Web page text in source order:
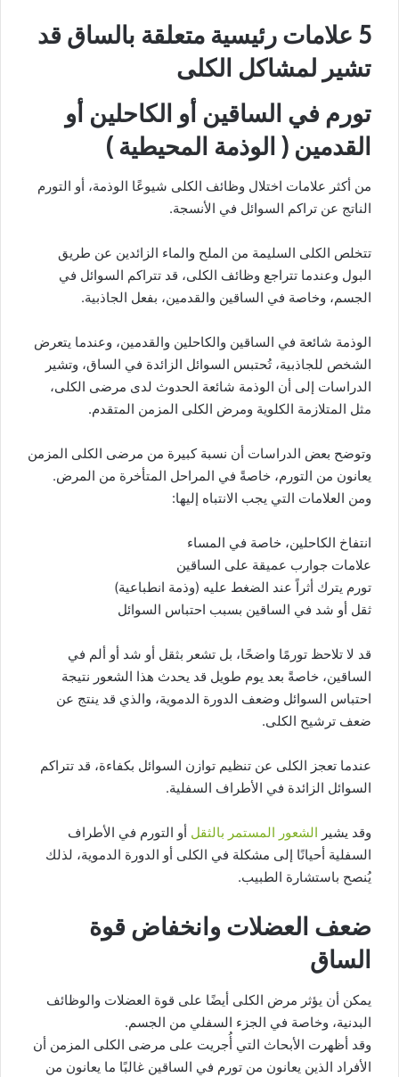
5 علامات رئيسية متعلقة بالساق قد
تشير لمشاكل الكلى
تورم في الساقين أو الكاحلين أو
القدمين ( الوذمة المحيطية )
من أكثر علامات اختلال وظائف الكلى شيوعًا الوذمة، أو التورم
الناتج عن تراكم السوائل في الأنسجة.
تتخلص الكلى السليمة من الملح والماء الزائدين عن طريق
البول وعندما تتراجع وظائف الكلى، قد تتراكم السوائل في
الجسم، وخاصة في الساقين والقدمين، بفعل الجاذبية.
الوذمة شائعة في الساقين والكاحلين والقدمين، وعندما يتعرض
الشخص للجاذبية، تُحتبس السوائل الزائدة في الساق، وتشير
الدراسات إلى أن الوذمة شائعة الحدوث لدى مرضى الكلى،
مثل المتلازمة الكلوية ومرض الكلى المزمن المتقدم.
وتوضح بعض الدراسات أن نسبة كبيرة من مرضى الكلى المزمن
يعانون من التورم، خاصةً في المراحل المتأخرة من المرض.
ومن العلامات التي يجب الانتباه إليها:
انتفاخ الكاحلين، خاصة في المساء
علامات جوارب عميقة على الساقين
تورم يترك أثراً عند الضغط عليه (وذمة انطباعية)
ثقل أو شد في الساقين بسبب احتباس السوائل
قد لا تلاحظ تورمًا واضحًا، بل تشعر بثقل أو شد أو ألم في
الساقين، خاصةً بعد يوم طويل قد يحدث هذا الشعور نتيجة
احتباس السوائل وضعف الدورة الدموية، والذي قد ينتج عن
ضعف ترشيح الكلى.
عندما تعجز الكلى عن تنظيم توازن السوائل بكفاءة، قد تتراكم
السوائل الزائدة في الأطراف السفلية.
وقد يشير الشعور المستمر بالثقل أو التورم في الأطراف
السفلية أحيانًا إلى مشكلة في الكلى أو الدورة الدموية، لذلك
يُنصح باستشارة الطبيب.
ضعف العضلات وانخفاض قوة
الساق
يمكن أن يؤثر مرض الكلى أيضًا على قوة العضلات والوظائف
البدنية، وخاصة في الجزء السفلي من الجسم.
وقد أظهرت الأبحاث التي أُجريت على مرضى الكلى المزمن أن
الأفراد الذين يعانون من تورم في الساقين غالبًا ما يعانون من